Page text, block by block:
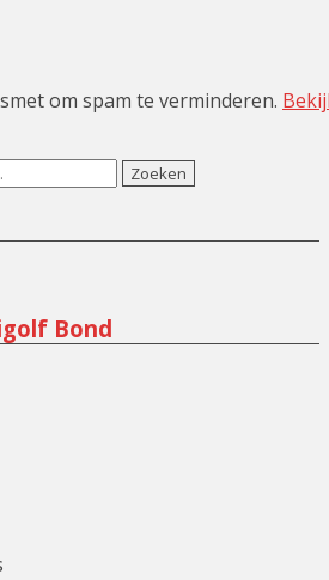
om spam te verminderen.
Bond